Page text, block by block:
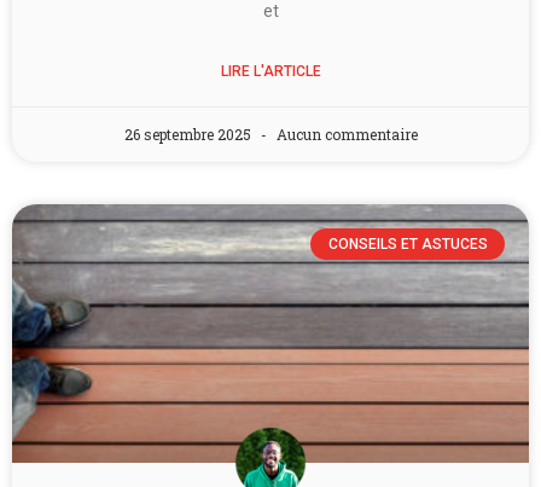
et
LIRE L'ARTICLE
26 septembre 2025 Aucun commentaire
CONSEILS ET ASTUCES